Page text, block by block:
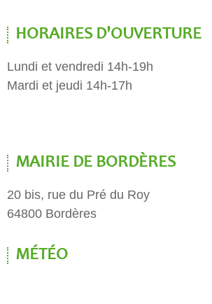
HORAIRES D'OUVERTURE
Lundi et vendredi 14h-19h
Mardi et jeudi 14h-17h
MAIRIE DE BORDÈRES
20 bis, rue du Pré du Roy
64800 Bordères
MÉTÉO